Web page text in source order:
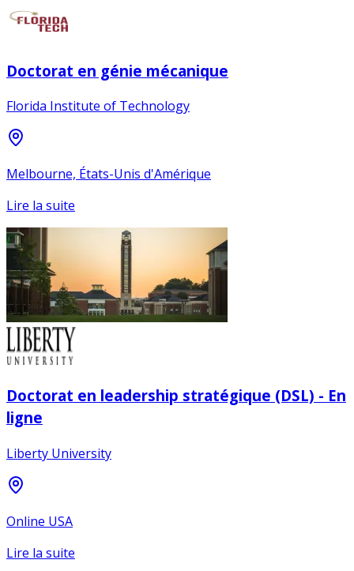
Doctorat en génie mécanique
Florida Institute of Technology
Melbourne, États-Unis d'Amérique
Lire la suite
Doctorat en leadership stratégique (DSL) - En
ligne
Liberty University
Online USA
Lire la suite